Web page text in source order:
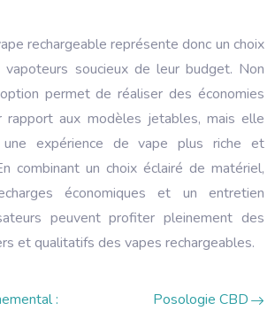
rechargeable représente donc un choix
vapoteurs soucieux de leur budget. Non
permet de réaliser des économies
rapport aux modèles jetables, mais elle
expérience de vape plus riche et
combinant un choix éclairé de matériel,
économiques et un entretien
peuvent profiter pleinement des
et qualitatifs des vapes rechargeables.
:
Posologie CBD